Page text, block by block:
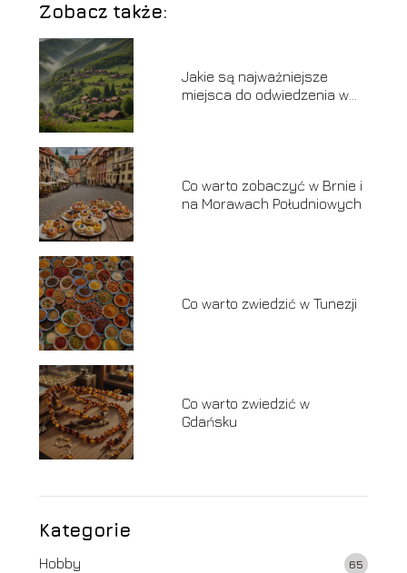
Zobacz także:
Jakie są najważniejsze
miejsca do odwiedzenia w
Co warto zobaczyć w Brnie i
na Morawach Południowych
Co warto zwiedzić w Tunezji
Co warto zwiedzić w
Gdańsku
Kategorie
Hobby 65